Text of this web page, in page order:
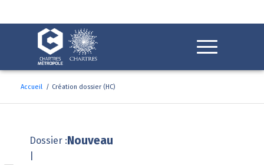
chat
Accueil / Création dossier (HC)
Dossier :Nouveau